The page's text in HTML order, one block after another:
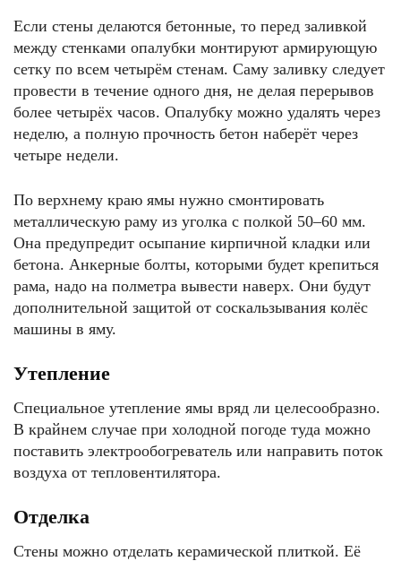
Если стены делаются бетонные, то перед заливкой
между стенками опалубки монтируют армирующую
сетку по всем четырём стенам. Саму заливку следует
провести в течение одного дня, не делая перерывов
более четырёх часов. Опалубку можно удалять через
неделю, а полную прочность бетон наберёт через
четыре недели.
По верхнему краю ямы нужно смонтировать
металлическую раму из уголка с полкой 50–60 мм.
Она предупредит осыпание кирпичной кладки или
бетона. Анкерные болты, которыми будет крепиться
рама, надо на полметра вывести наверх. Они будут
дополнительной защитой от соскальзывания колёс
машины в яму.
Утепление
Специальное утепление ямы вряд ли целесообразно.
В крайнем случае при холодной погоде туда можно
поставить электрообогреватель или направить поток
воздуха от тепловентилятора.
Отделка
Стены можно отделать керамической плиткой. Её